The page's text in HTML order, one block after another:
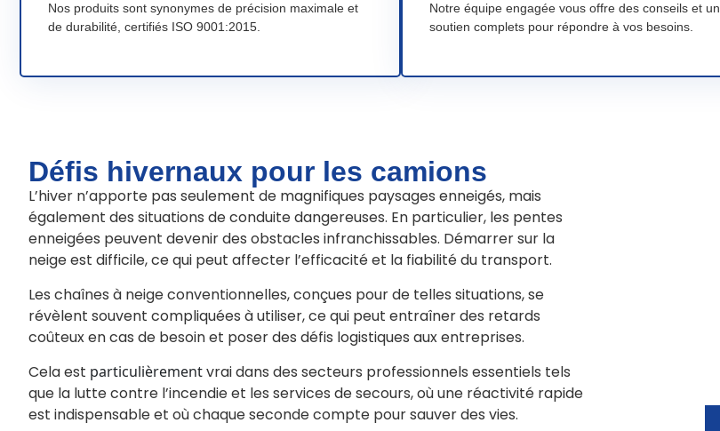
Nos produits sont synonymes de précision maximale et
de durabilité, certifiés ISO 9001:2015.
Notre équipe engagée vous offre des conseils et un
soutien complets pour répondre à vos besoins.
Défis hivernaux pour les camions
L’hiver n’apporte pas seulement de magnifiques paysages enneigés, mais
également des situations de conduite dangereuses. En particulier, les pentes
enneigées peuvent devenir des obstacles infranchissables. Démarrer sur la
neige est difficile, ce qui peut affecter l’efficacité et la fiabilité du transport.
Les chaînes à neige conventionnelles, conçues pour de telles situations, se
révèlent souvent compliquées à utiliser, ce qui peut entraîner des retards
coûteux en cas de besoin et poser des défis logistiques aux entreprises.
Cela est particulièrementvrai dans des secteurs professionnels essentiels tels
que la lutte contre l’incendie et les services de secours, où une réactivité rapide
est indispensable et où chaque seconde compte pour sauver des vies.